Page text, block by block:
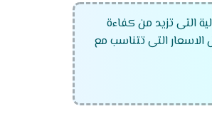
التى تزيد من كفاءة
الاسعار التى تتناسب مع